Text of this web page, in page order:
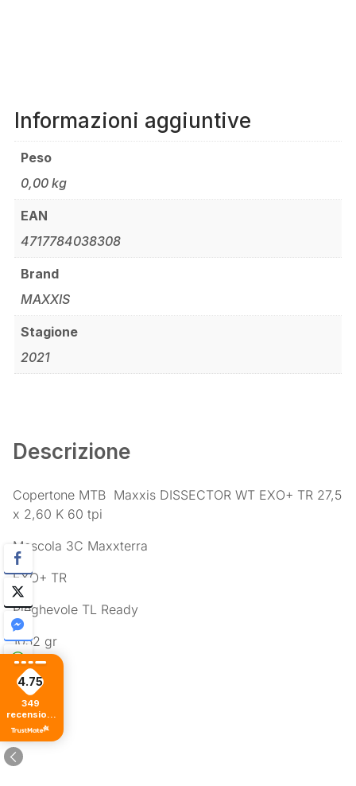
Informazioni aggiuntive
Peso
0,00 kg
EAN
4717784038308
Brand
MAXXIS
Stagione
2021
Descrizione
Copertone MTB Maxxis DISSECTOR WT EXO+ TR 27,5
x 2,60 K 60 tpi
Mescola 3C Maxxterra
EXO+ TR
Pieghevole TL Ready
1052 gr
4.75
349
recensioni
di tutti i